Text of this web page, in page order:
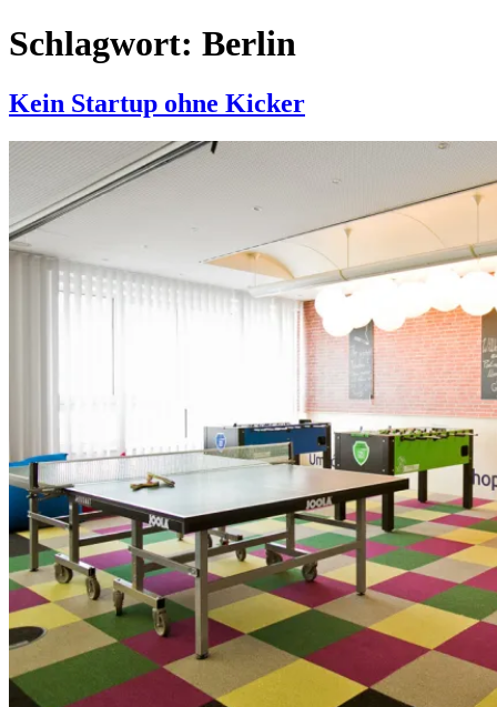
Schlagwort: Berlin
Kein Startup ohne Kicker